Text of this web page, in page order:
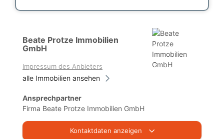
Beate Protze Immobilien
GmbH
Impressum des Anbieters
alle Immobilien ansehen
Ansprechpartner
Firma Beate Protze Immobilien GmbH
Kontaktdaten anzeigen